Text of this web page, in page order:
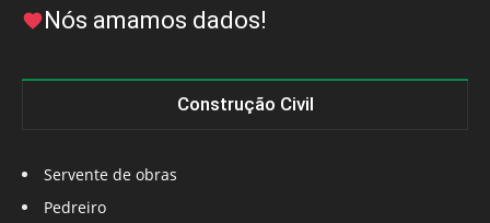
Nós amamos dados!
Construção Civil
Servente de obras
Pedreiro